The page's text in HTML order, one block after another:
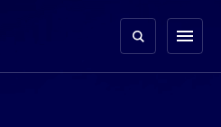
menu